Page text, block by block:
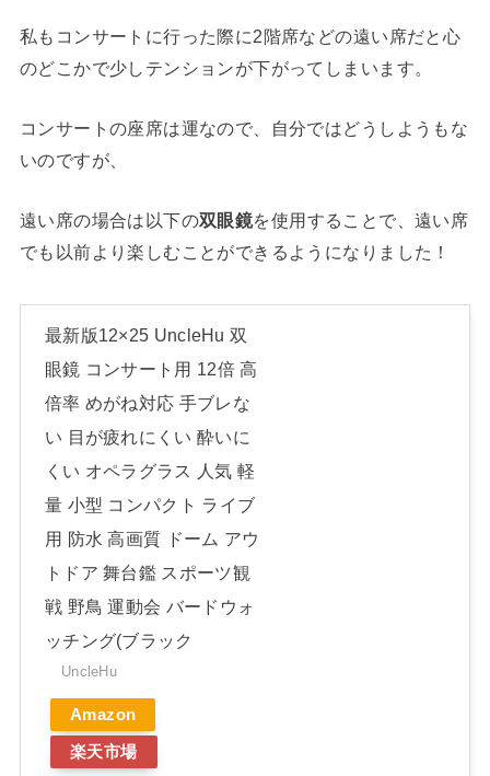
私もコンサートに行った際に2階席などの遠い席だと心
のどこかで少しテンションが下がってしまいます。
コンサートの座席は運なので、自分ではどうしようもな
いのですが、
遠い席の場合は以下の双眼鏡を使用することで、遠い席
でも以前より楽しむことができるようになりました！
最新版12×25 UncleHu 双
眼鏡 コンサート用 12倍 高
倍率 めがね対応 手ブレな
い 目が疲れにくい 酔いに
くい オペラグラス 人気 軽
量 小型 コンパクト ライブ
用 防水 高画質 ドーム アウ
トドア 舞台鑑 スポーツ観
戦 野鳥 運動会 バードウォ
ッチング(ブラック
UncleHu
Amazon
楽天市場